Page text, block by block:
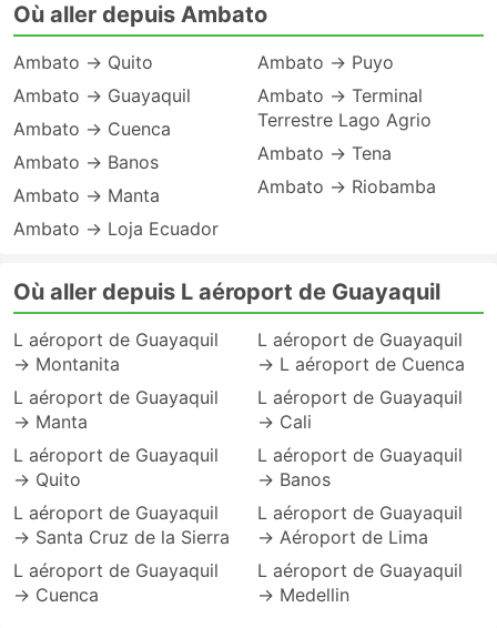
Où aller depuis Ambato
Ambato → Quito
Ambato → Guayaquil
Ambato → Cuenca
Ambato → Banos
Ambato → Manta
Ambato → Loja Ecuador
Ambato → Puyo
Ambato → Terminal
Terrestre Lago Agrio
Ambato → Tena
Ambato → Riobamba
Où aller depuis L aéroport de Guayaquil
L aéroport de Guayaquil
→ Montanita
L aéroport de Guayaquil
→ Manta
L aéroport de Guayaquil
→ Quito
L aéroport de Guayaquil
→ Santa Cruz de la Sierra
L aéroport de Guayaquil
→ Cuenca
L aéroport de Guayaquil
→ L aéroport de Cuenca
L aéroport de Guayaquil
→ Cali
L aéroport de Guayaquil
→ Banos
L aéroport de Guayaquil
→ Aéroport de Lima
L aéroport de Guayaquil
→ Medellin